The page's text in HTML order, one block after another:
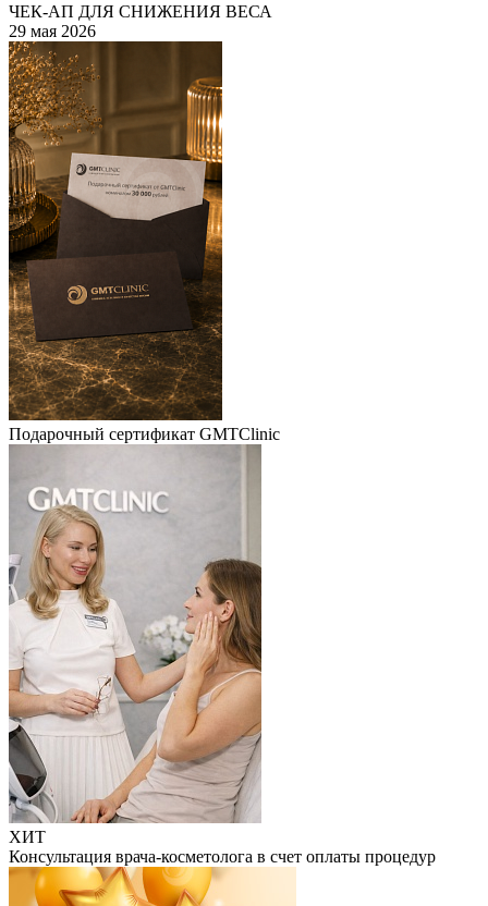
ЧЕК-АП ДЛЯ СНИЖЕНИЯ ВЕСА
29 мая 2026
Подарочный сертификат GMTClinic
ХИТ
Консультация врача-косметолога в счет оплаты процедур